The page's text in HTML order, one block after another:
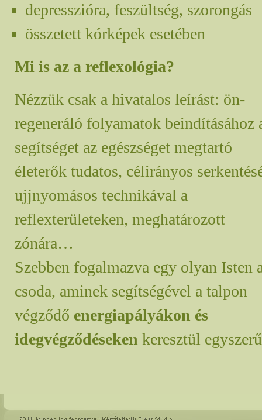
depresszióra, feszültség, szorongás
összetett kórképek esetében
Mi is az a reflexológia?
Nézzük csak a hivatalos leírást: ön-
regeneráló folyamatok beindításához
segítséget az egészséget megtartó
életerők tudatos, célirányos
ujjnyomásos technikával a
reflexterületeken, meghatározott
zónára…
Szebben fogalmazva egy olyan Isten
csoda, aminek segítségével a talpon
végződő energiapályákon és
idegvégződéseken keresztül